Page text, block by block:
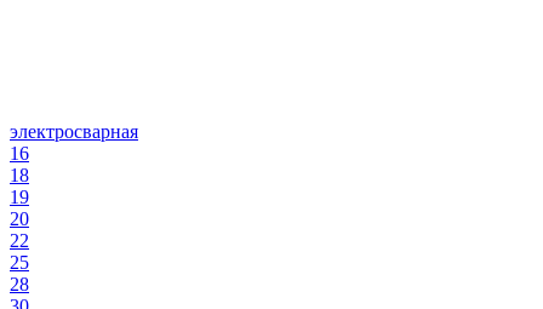
электросварная
16
18
19
20
22
25
28